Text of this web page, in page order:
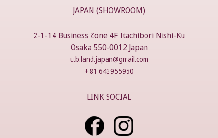
JAPAN (SHOWROOM)
2-1-14 Business Zone 4F Itachibori Nishi-Ku
Osaka 550-0012 Japan
u.b.land.japan@gmail.com
+ 81 643955950
LINK SOCIAL